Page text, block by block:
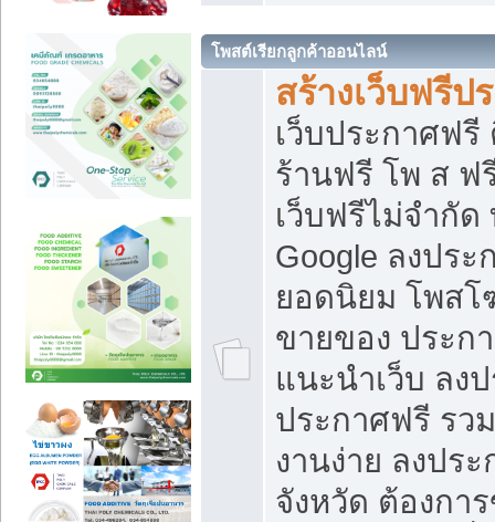
โพสต์เรียกลูกค้าออนไลน์
สร้างเว็บฟรีป
เว็บประกาศฟ
ร้านฟรี โพ ส ฟ
เว็บฟรีไม่จำกัด
Google ลงประ
ยอดนิยม โพส
ขายของ ประก
แนะนำเว็บ ลง
ประกาศฟรี รว
งานง่าย ลงปร
จังหวัด ต้องกา